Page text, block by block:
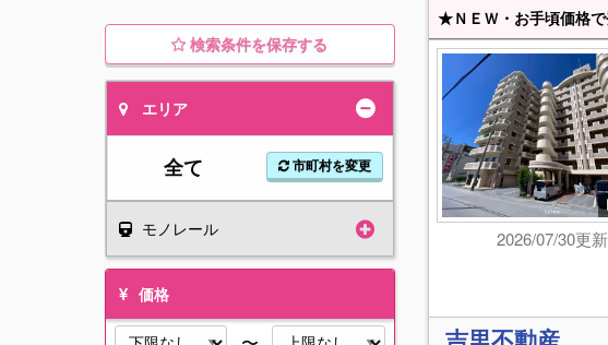
検索条件を保存する
エリア
全て 市町村を変更
モノレール
価格
2026/07/30更新